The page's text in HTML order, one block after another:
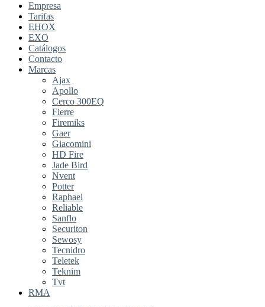
Empresa
Tarifas
EHOX
EXO
Catálogos
Contacto
Marcas
Ajax
Apollo
Cerco 300EQ
Fierre
Firemiks
Gaer
Giacomini
HD Fire
Jade Bird
Nvent
Potter
Raphael
Reliable
Sanflo
Securiton
Sewosy
Tecnidro
Teletek
Teknim
Tvt
RMA